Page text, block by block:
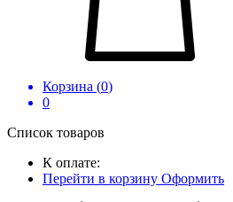
Корзина (0)
0
Список товаров
К оплате:
Перейти в корзину Оформить